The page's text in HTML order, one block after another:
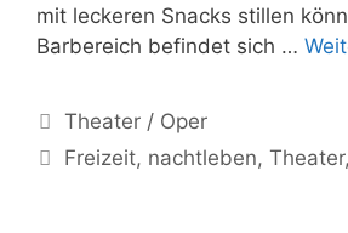
mit leckeren Snacks stillen
Barbereich befindet sich …
Kategorien
Theater / Oper
Schlagwörter
Freizeit, nachtleben,Theater,